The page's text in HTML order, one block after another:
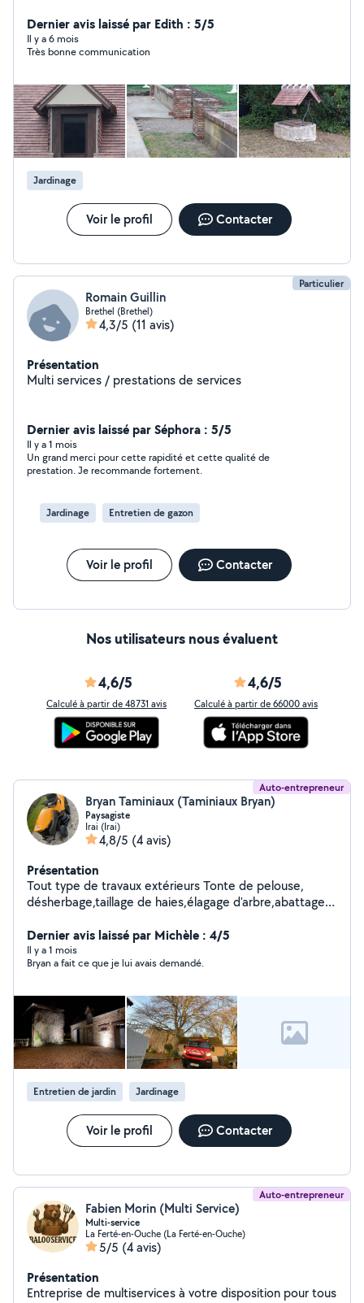
Dernier avis laissé par Edith : 5/5
Il y a 6 mois
Très bonne communication
Jardinage
Voir le profil Contacter
Particulier
Romain Guillin
Brethel (Brethel)
4,3/5 (11 avis)
Présentation
Multi services / prestations de services
Dernier avis laissé par Séphora : 5/5
Il y a 1 mois
Un grand merci pour cette rapidité et cette qualité de
prestation. Je recommande fortement.
Jardinage Entretien de gazon
Voir le profil Contacter
Nos utilisateurs nous évaluent
4,6/5
Calculé à partir de 48731 avis
4,6/5
Calculé à partir de 66000 avis
Auto-entrepreneur
Bryan Taminiaux (Taminiaux Bryan)
Paysagiste
Irai (Irai)
4,8/5 (4 avis)
Présentation
Tout type de travaux extérieurs Tonte de pelouse,
désherbage,taillage de haies,élagage d'arbre,abattage
Dernier avis laissé par Michèle : 4/5
Il y a 1 mois
Bryan a fait ce que je lui avais demandé.
Entretien de jardin Jardinage
Voir le profil Contacter
Auto-entrepreneur
Fabien Morin (Multi Service)
Multi-service
La Ferté-en-Ouche (La Ferté-en-Ouche)
5/5 (4 avis)
Présentation
Entreprise de multiservices à votre disposition pour tous